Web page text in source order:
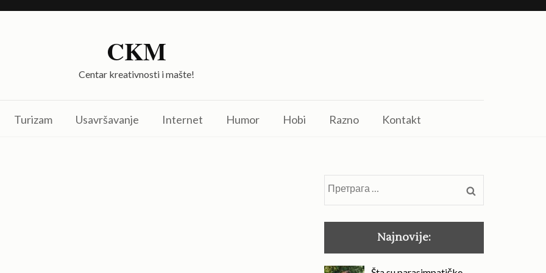
CKM
Centar kreativnosti i mašte!
Turizam Usavršavanje Internet Humor Hobi Razno Kontakt
Претрага
за:
Najnovije: